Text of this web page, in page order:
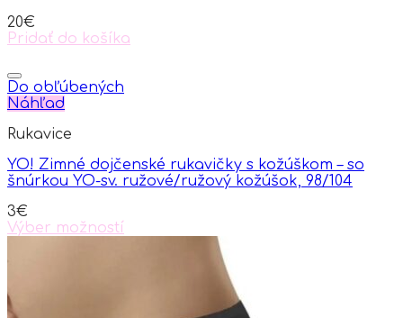
20€
Pridať do košíka
Do obľúbených
Náhľad
Rukavice
YO! Zimné dojčenské rukavičky s kožúškom – so
šnúrkou YO-sv. ružové/ružový kožúšok, 98/104
3€
Výber možností
multiple
variants.